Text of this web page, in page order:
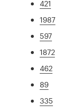
421
1987
597
1872
462
89
335